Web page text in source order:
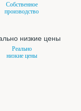
Собственное
производство
Реально
низкие цены